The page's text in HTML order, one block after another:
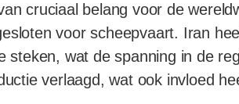
cruciaal belang voor de
voor scheepvaart. Iran
steken, wat de spanning in de
verlaagd, wat ook invloed